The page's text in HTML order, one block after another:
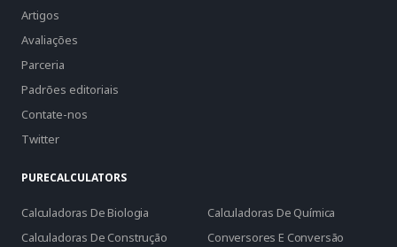
Artigos
Avaliações
Parceria
Padrões editoriais
Contate-nos
Twitter
PURECALCULATORS
Calculadoras De Biologia
Calculadoras De Química
Calculadoras De Construção
Conversores E Conversão